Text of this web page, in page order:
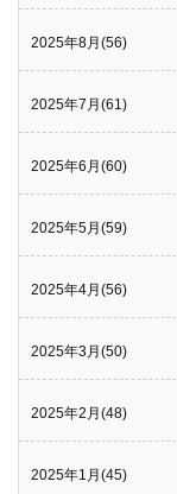
2025年8月(56)
2025年7月(61)
2025年6月(60)
2025年5月(59)
2025年4月(56)
2025年3月(50)
2025年2月(48)
2025年1月(45)